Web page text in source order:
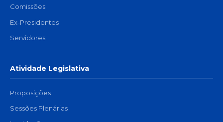
Comissões
Ex-Presidentes
Servidores
Atividade Legislativa
Proposições
Sessões Plenárias